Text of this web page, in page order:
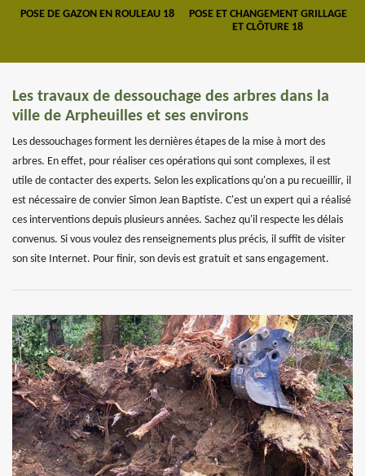
POSE DE GAZON EN ROULEAU 18
POSE ET CHANGEMENT GRILLAGE
ET CLÔTURE 18
Les travaux de dessouchage des arbres dans la
ville de Arpheuilles et ses environs
Les dessouchages forment les dernières étapes de la mise à mort des
arbres. En effet, pour réaliser ces opérations qui sont complexes, il est
utile de contacter des experts. Selon les explications qu'on a pu recueillir, il
est nécessaire de convier Simon Jean Baptiste. C'est un expert qui a réalisé
ces interventions depuis plusieurs années. Sachez qu'il respecte les délais
convenus. Si vous voulez des renseignements plus précis, il suffit de visiter
son site Internet. Pour finir, son devis est gratuit et sans engagement.